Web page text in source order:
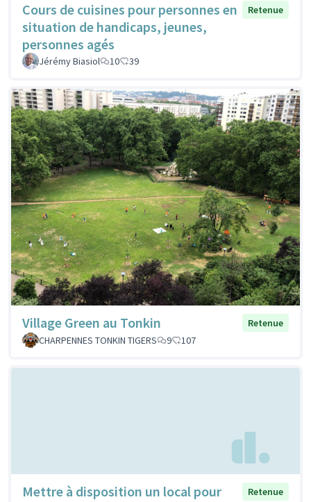
Cours de cuisines pour personnes en
situation de handicaps, jeunes,
personnes agés
Retenue
Jérémy Biasiol 10 39
Village Green au Tonkin
Retenue
CHARPENNES TONKIN TIGERS
9 107
Mettre à disposition un local pour
Retenue